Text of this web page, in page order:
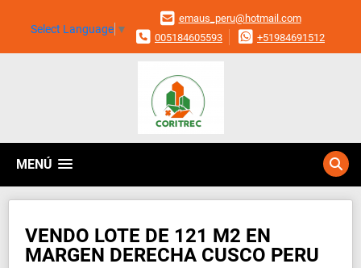
Select Language ▼
emaus_peru@hotmail.com
005184605593
+51984691512
MENÚ
VENDO LOTE DE 121 M2 EN
MARGEN DERECHA CUSCO PERU